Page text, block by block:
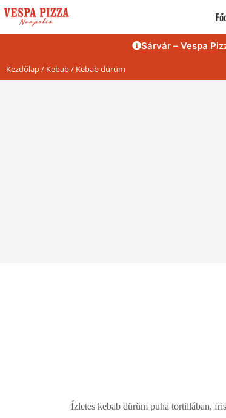
Sárvár – Vespa
Kezdőlap/ Kebab/ Kebab dürüm
Ízletes kebab dürüm puha tortillában,